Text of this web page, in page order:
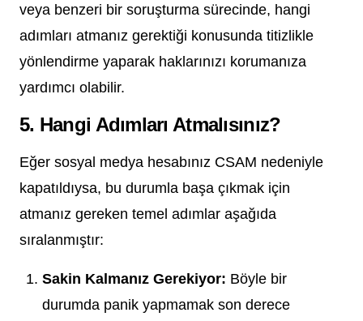
veya benzeri bir soruşturma sürecinde, hangi
adımları atmanız gerektiği konusunda titizlikle
yönlendirme yaparak haklarınızı korumanıza
yardımcı olabilir.
5. Hangi Adımları Atmalısınız?
Eğer sosyal medya hesabınız CSAM nedeniyle
kapatıldıysa, bu durumla başa çıkmak için
atmanız gereken temel adımlar aşağıda
sıralanmıştır:
Sakin Kalmanız Gerekiyor: Böyle bir
durumda panik yapmamak son derece